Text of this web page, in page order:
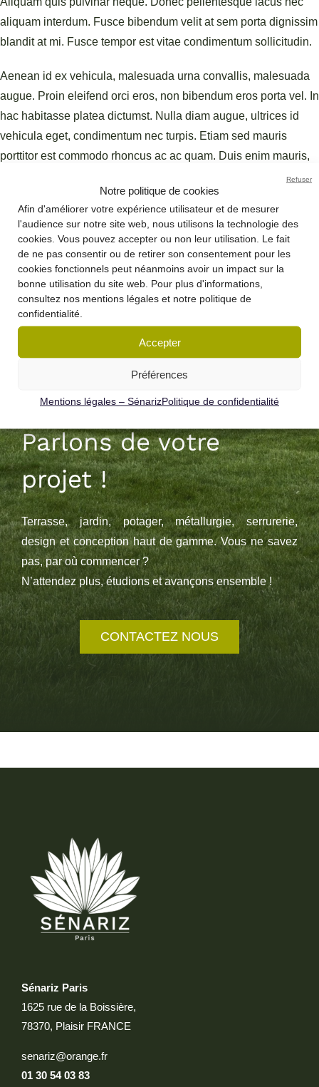
Notre politique de cookies
Afin d'améliorer votre expérience utilisateur et de mesurer
l'audience sur notre site web, nous utilisons la technologie des
cookies. Vous pouvez accepter ou non leur utilisation. Le fait
de ne pas consentir ou de retirer son consentement pour les
cookies fonctionnels peut néanmoins avoir un impact sur la
bonne utilisation du site web. Pour plus d'informations,
consultez nos mentions légales et notre politique de
confidentialité.
Accepter
Refuser
Préférences
Mentions légales – SénarizPolitique de confidentialité
aliquam interdum. Fusce bibendum velit at sem porta dignissim
blandit at mi. Fusce tempor est vitae condimentum sollicitudin.
Aenean id ex vehicula, malesuada urna convallis, malesuada
augue. Proin eleifend orci eros, non bibendum eros porta vel. In
hac habitasse platea dictumst. Nulla diam augue, ultrices id
vehicula eget, condimentum nec turpis. Etiam sed mauris
porttitor est commodo rhoncus ac ac quam. Duis enim mauris,
sagittis felis laoreet finibus quis non purus. Aenean eu molestie
lacus. Aliquam erat volutpat. Aenean in placerat dui, sit amet
vehicula ante. Vestibulum ornare nulla sed dolor vehicula, sed
convallis ante ullamcorper. Duis eu nibh euismod lorem
vulputate varius cursus vitae dolor. Fusce at dignissim elit,
lobortis aliquam nisi. Sed tortor elit, efficitur vel suscipit eu,
cursus auctor turpis.
Parlons de votre
projet !
Terrasse, jardin, potager, métallurgie, serrurerie,
design et conception haut de gamme. Vous ne savez
pas, par où commencer ?
N’attendez plus, étudions et avançons ensemble !
CONTACTEZ NOUS
Sénariz Paris
1625 rue de la Boissière,
78370, Plaisir FRANCE
senariz@orange.fr
01 30 54 03 83